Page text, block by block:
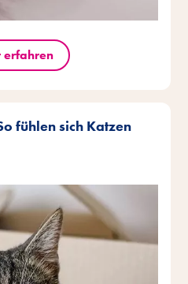
erfahren
fühlen sich Katzen